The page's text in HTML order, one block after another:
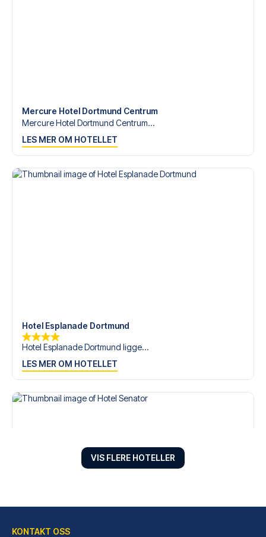
Mercure Hotel Dortmund Centrum
Mercure Hotel Dortmund Centrum...
LES MER OM HOTELLET
Hotel Esplanade Dortmund
Hotel Esplanade Dortmund ligge...
LES MER OM HOTELLET
VIS FLERE HOTELLER
KONTAKT OSS